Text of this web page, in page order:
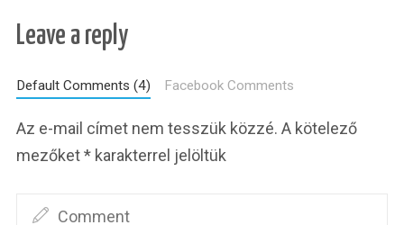
Leave a reply
Default Comments (4) Facebook Comments
Az e-mail címet nem tesszük közzé. A kötelező
mezőket* karakterrel jelöltük